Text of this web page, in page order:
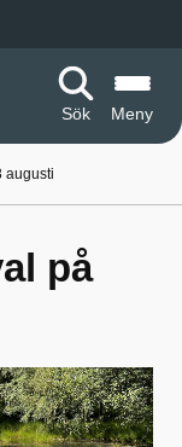
Sök
Meny
augusti
på